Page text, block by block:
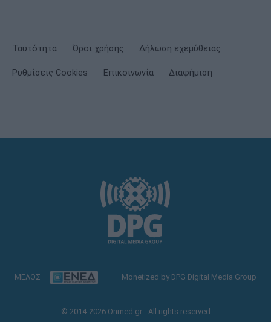
Ταυτότητα Όροι χρήσης Δήλωση εχεμύθειας
Ρυθμίσεις Cookies Επικοινωνία Διαφήμιση
ΜΕΛΟΣ Monetized by DPG Digital Media Group
© 2014-2026 Onmed.gr - All rights reserved